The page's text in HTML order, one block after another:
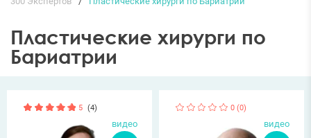
Пластические хирурги по
Бариатрии
5 (4)
видео
0 (0)
видео